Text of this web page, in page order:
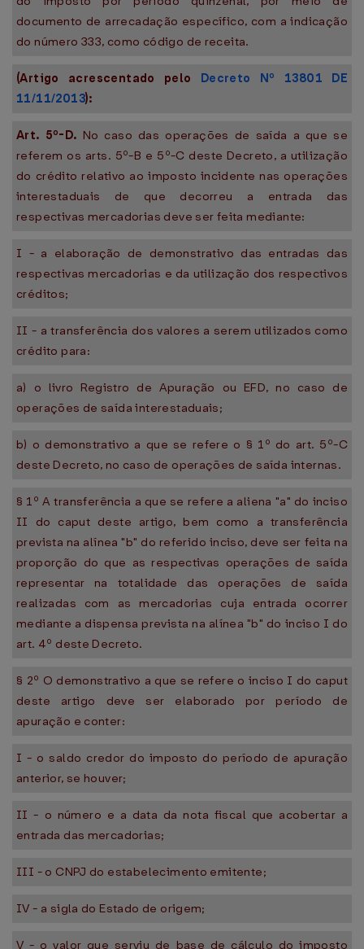
documento de arrecadação específico, com a indicação
do número 333, como código de receita.
(Artigo acrescentado pelo Decreto Nº 13801 DE
11/11/2013):
Art. 5º-D. No caso das operações de saída a que se
referem os arts. 5º-B e 5º-C deste Decreto, a utilização
do crédito relativo ao imposto incidente nas operações
interestaduais de que decorreu a entrada das
respectivas mercadorias deve ser feita mediante:
I - a elaboração de demonstrativo das entradas das
respectivas mercadorias e da utilização dos respectivos
créditos;
II - a transferência dos valores a serem utilizados como
crédito para:
a) o livro Registro de Apuração ou EFD, no caso de
operações de saída interestaduais;
b) o demonstrativo a que se refere o § 1º do art. 5º-C
deste Decreto, no caso de operações de saída internas.
§ 1º A transferência a que se refere a aliena "a" do inciso
II do caput deste artigo, bem como a transferência
prevista na alínea "b" do referido inciso, deve ser feita na
proporção do que as respectivas operações de saída
representar na totalidade das operações de saída
realizadas com as mercadorias cuja entrada ocorrer
mediante a dispensa prevista na alínea "b" do inciso I do
art. 4º deste Decreto.
§ 2º O demonstrativo a que se refere o inciso I do caput
deste artigo deve ser elaborado por período de
apuração e conter:
I - o saldo credor do imposto do período de apuração
anterior, se houver;
II - o número e a data da nota fiscal que acobertar a
entrada das mercadorias;
III - o CNPJ do estabelecimento emitente;
IV - a sigla do Estado de origem;
V - o valor que serviu de base de cálculo do imposto